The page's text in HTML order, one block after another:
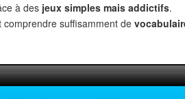
à des jeux simples mais addictifs.
comprendre suffisamment de